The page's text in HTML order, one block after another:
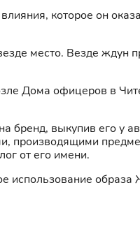
которое он
место. Везде ждун
Дома офицеров в
бренд, выкупив его у
производящими
от его имени.
использование образа